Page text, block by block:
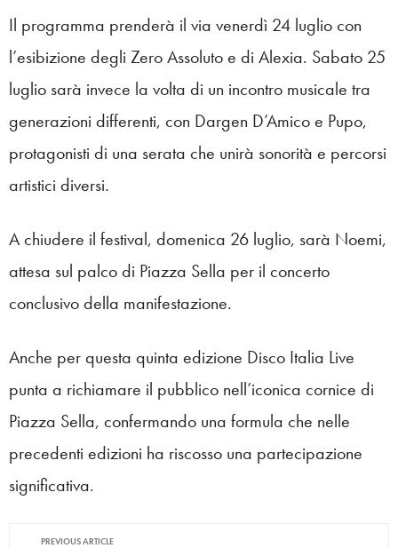
Il programma prenderà il via venerdì 24 luglio con
l’esibizione degli Zero Assoluto e di Alexia. Sabato 25
luglio sarà invece la volta di un incontro musicale tra
generazioni differenti, con Dargen D’Amico e Pupo,
protagonisti di una serata che unirà sonorità e percorsi
artistici diversi.
A chiudere il festival, domenica 26 luglio, sarà Noemi,
attesa sul palco di Piazza Sella per il concerto
conclusivo della manifestazione.
Anche per questa quinta edizione Disco Italia Live
punta a richiamare il pubblico nell’iconica cornice di
Piazza Sella, confermando una formula che nelle
precedenti edizioni ha riscosso una partecipazione
significativa.
PREVIOUS ARTICLE